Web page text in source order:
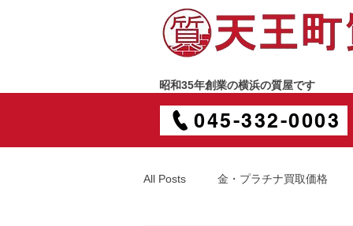
昭和35年創業の横浜の質屋です
045-332-0003
All Posts 金・プラチナ買取価格